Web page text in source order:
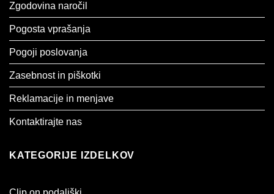
Zgodovina naročil
Pogosta vprašanja
Pogoji poslovanja
Zasebnost in piškotki
Reklamacije in menjave
Kontaktirajte nas
KATEGORIJE IZDELKOV